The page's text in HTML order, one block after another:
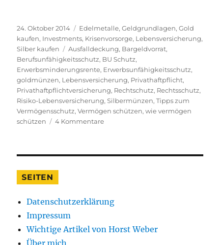
Veröffentlicht
am
24. Oktober 2014 Kategorien
Edelmetalle,Geldgrundlagen,Gold
kaufen, Investments, Krisenvorsorge, Lebensversicherung,
Silber kaufen
Schlagwörter
Ausfalldeckung, Bargeldvorrat,
Berufsunfähigkeitsschutz, BU Schutz,
Erwerbsminderungsrente, Erwerbsunfähigkeitsschutz,
goldmünzen, Lebensversicherung, Privathaftpflicht,
Privathaftpflichtversicherung, Rechtschutz, Rechtsschutz,
Risiko-Lebensversicherung,Silbermünzen,Tipps zum
Vermögensschutz,Vermögen schützen,wie vermögen
schützen
4 Kommentarezu
Ihr
schützen
SEITEN
Datenschutzerklärung
Impressum
Wichtige Artikel von Horst Weber